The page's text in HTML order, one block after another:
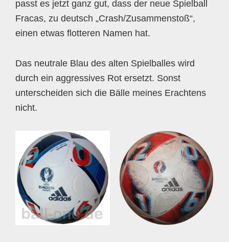
passt es jetzt ganz gut, dass der neue Spielball
Fracas, zu deutsch „Crash/Zusammenstoß“,
einen etwas flotteren Namen hat.
Das neutrale Blau des alten Spielballes wird
durch ein aggressives Rot ersetzt. Sonst
unterscheiden sich die Bälle meines Erachtens
nicht.